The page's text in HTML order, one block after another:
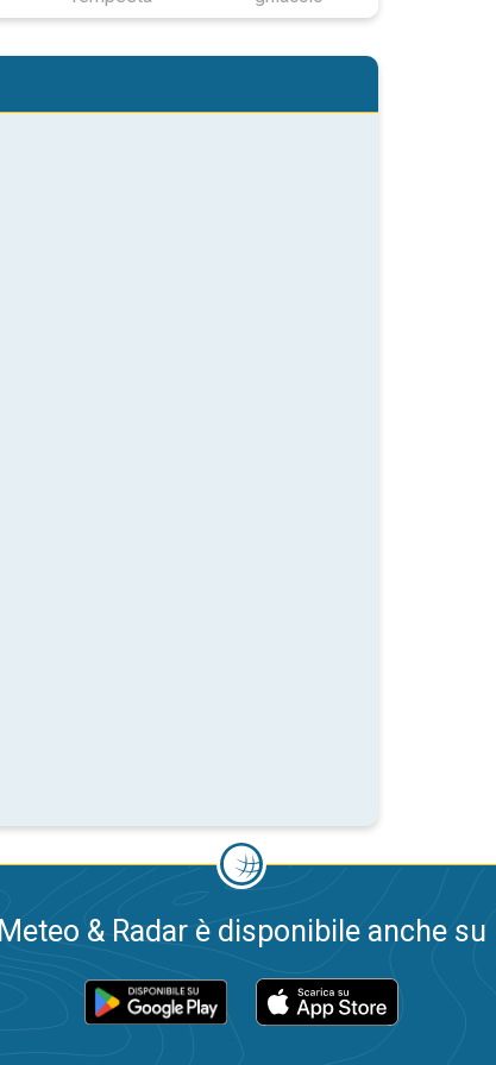
Meteo & Radar è disponibile anche su